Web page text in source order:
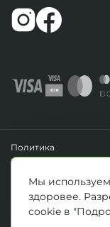
Политика
конфиденциальности
Зарегистрировано
© Все права
Материалы,
Мы
здоровее.
cookie в